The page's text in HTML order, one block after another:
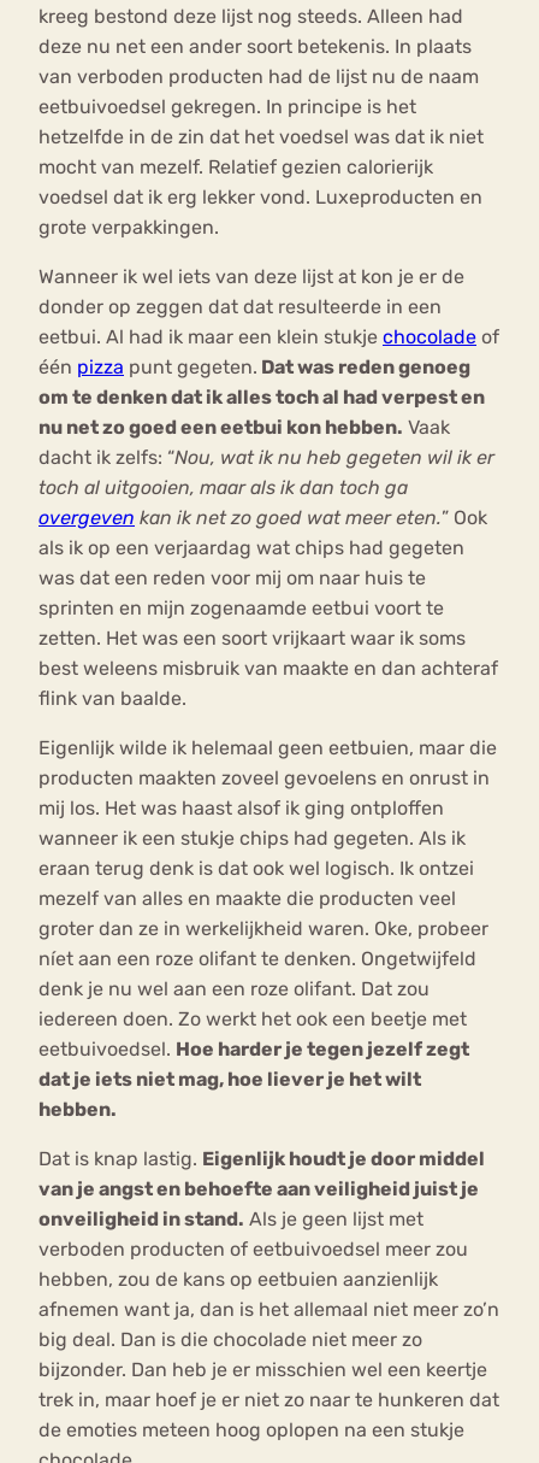
kreeg bestond deze lijst nog steeds. Alleen had
deze nu net een ander soort betekenis. In plaats
van verboden producten had de lijst nu de naam
eetbuivoedsel gekregen. In principe is het
hetzelfde in de zin dat het voedsel was dat ik niet
mocht van mezelf. Relatief gezien calorierijk
voedsel dat ik erg lekker vond. Luxeproducten en
grote verpakkingen.
Wanneer ik wel iets van deze lijst at kon je er de
donder op zeggen dat dat resulteerde in een
eetbui. Al had ik maar een klein stukje chocolade of
één pizza punt gegeten. Dat was reden genoeg
om te denken dat ik alles toch al had verpest en
nu net zo goed een eetbui kon hebben. Vaak
dacht ik zelfs: “Nou, wat ik nu heb gegeten wil ik er
toch al uitgooien, maar als ik dan toch ga
overgeven kan ik net zo goed wat meer eten.” Ook
als ik op een verjaardag wat chips had gegeten
was dat een reden voor mij om naar huis te
sprinten en mijn zogenaamde eetbui voort te
zetten. Het was een soort vrijkaart waar ik soms
best weleens misbruik van maakte en dan achteraf
flink van baalde.
Eigenlijk wilde ik helemaal geen eetbuien, maar die
producten maakten zoveel gevoelens en onrust in
mij los. Het was haast alsof ik ging ontploffen
wanneer ik een stukje chips had gegeten. Als ik
eraan terug denk is dat ook wel logisch. Ik ontzei
mezelf van alles en maakte die producten veel
groter dan ze in werkelijkheid waren. Oke, probeer
níet aan een roze olifant te denken. Ongetwijfeld
denk je nu wel aan een roze olifant. Dat zou
iedereen doen. Zo werkt het ook een beetje met
eetbuivoedsel. Hoe harder je tegen jezelf zegt
dat je iets niet mag, hoe liever je het wilt
hebben.
Dat is knap lastig. Eigenlijk houdt je door middel
van je angst en behoefte aan veiligheid juist je
onveiligheid in stand. Als je geen lijst met
verboden producten of eetbuivoedsel meer zou
hebben, zou de kans op eetbuien aanzienlijk
afnemen want ja, dan is het allemaal niet meer zo’n
big deal. Dan is die chocolade niet meer zo
bijzonder. Dan heb je er misschien wel een keertje
trek in, maar hoef je er niet zo naar te hunkeren dat
de emoties meteen hoog oplopen na een stukje